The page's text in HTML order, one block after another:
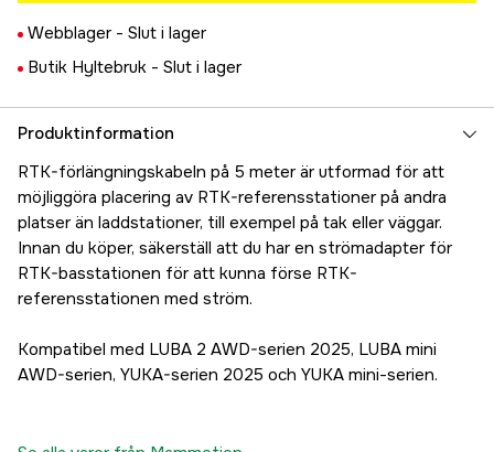
Webblager - Slut i lager
Butik Hyltebruk - Slut i lager
Produktinformation
RTK-förlängningskabeln på 5 meter är utformad för att
möjliggöra placering av RTK-referensstationer på andra
platser än laddstationer, till exempel på tak eller väggar.
Innan du köper, säkerställ att du har en strömadapter för
RTK-basstationen för att kunna förse RTK-
referensstationen med ström.
Kompatibel med LUBA 2 AWD-serien 2025, LUBA mini
AWD-serien, YUKA-serien 2025 och YUKA mini-serien.